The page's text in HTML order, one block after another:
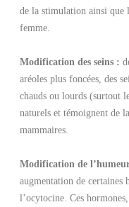
de la stimulation ainsi que
femme.
Modification des seins :
aréoles plus foncées, des
chauds ou lourds (surtout
naturels et témoignent de
mammaires.
Modification de
augmentation de certaines
l’ocytocine. Ces